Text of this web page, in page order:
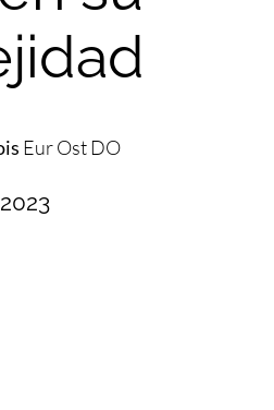
Eur Ost DO